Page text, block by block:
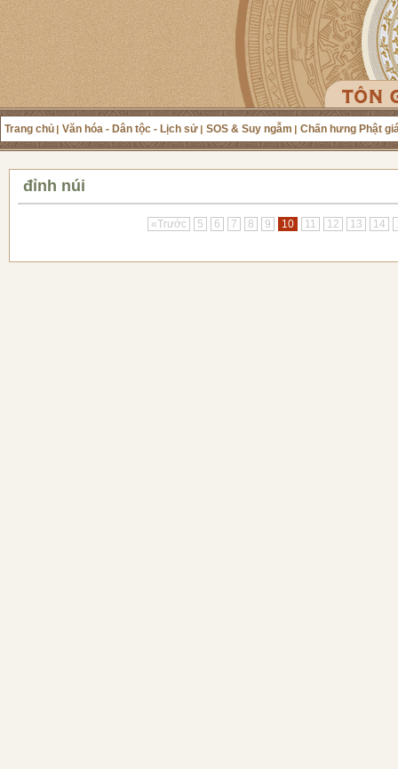
Trang chủ Văn hóa - Dân tộc - Lịch sử SOS & Suy ngẫm Chấn hưng Phật
đỉnh núi
«Trước 5 6 7 8 9 10 11 12 13 14